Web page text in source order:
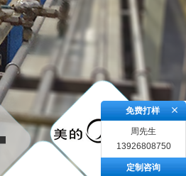
免费打样
周先生
13926808750
定制咨询